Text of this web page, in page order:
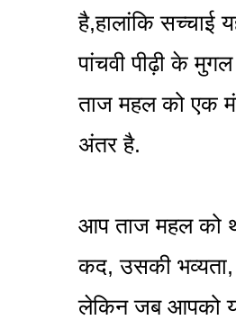
है,हालांकि सच्चाई
पांचवी पीढ़ी के
ताज महल को एक
अंतर है.
आप ताज महल को
कद, उसकी भव्यता,
लेकिन जब आपको